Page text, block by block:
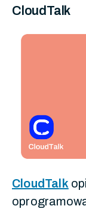
CloudTalk
CloudTalk